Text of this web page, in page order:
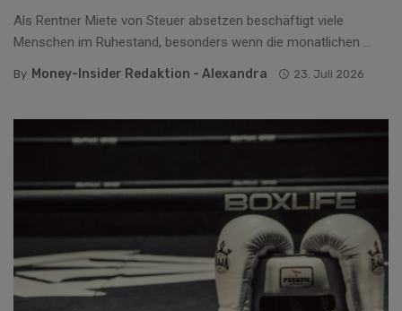
Als Rentner Miete von Steuer absetzen beschäftigt viele
Menschen im Ruhestand, besonders wenn die monatlichen ...
By Money-Insider Redaktion - Alexandra 23. Juli 2026